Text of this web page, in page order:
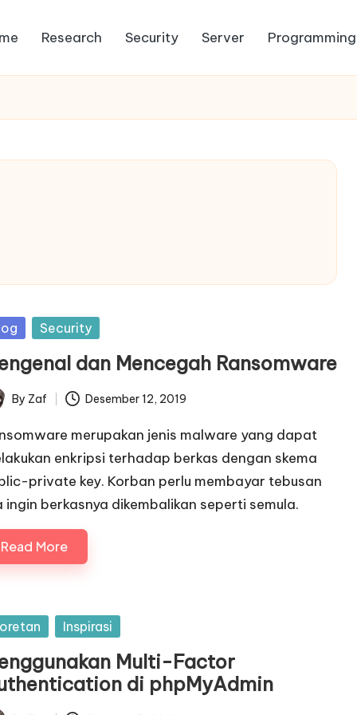
Research Security Server Programming
Security
dan Mencegah Ransomware
By Zaf Desember 12, 2019
merupakan jenis malware yang dapat
enkripsi terhadap berkas dengan skema
private key. Korban perlu membayar tebusan
ingin berkasnya dikembalikan seperti semula.
Read More
Inspirasi
Multi-Factor
di phpMyAdmin